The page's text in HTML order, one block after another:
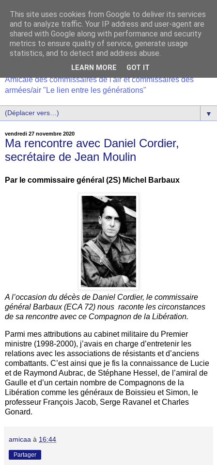
Amicale des commissaires de l'air et commissaires des
armées/air "Le lien entre les générations"
▼
vendredi 27 novembre 2020
Ma rencontre avec Daniel Cordier,
secrétaire de Jean Moulin
Par le commissaire général (2S) Michel Barbaux
A l’occasion du décès de Daniel Cordier, le commissaire
général Barbaux (ECA 72) nous raconte les circonstances
de sa rencontre avec ce Compagnon de la Libération.
Parmi mes attributions au cabinet militaire du Premier
ministre (1998-2000), j’avais en charge d’entretenir les
relations avec les associations de résistants et d’anciens
combattants. C’est ainsi que je fis la connaissance de Lucie
et de Raymond Aubrac, de Stéphane Hessel, de l’amiral de
Gaulle et d’un certain nombre de Compagnons de la
Libération comme les généraux de Boissieu et Simon, le
professeur François Jacob, Serge Ravanel et Charles
Gonard.
amicaa à 16:44
Partager
This site uses cookies from Google to deliver its services
and to analyze traffic. Your IP address and user-agent are
shared with Google along with performance and security
metrics to ensure quality of service, generate usage
statistics, and to detect and address abuse.
LEARN MORE GOT IT